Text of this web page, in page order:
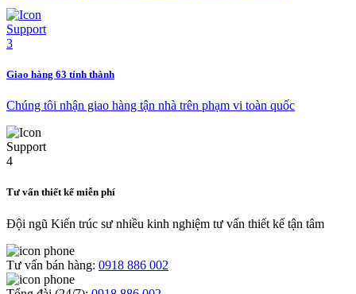
Giao hàng 63 tỉnh thành
Chúng tôi nhận giao hàng tận nhà trên phạm vi toàn quốc
Tư vấn thiết kế miễn phí
Đội ngũ Kiến trúc sư nhiều kinh nghiệm tư vấn thiết kế tận tâm
Tư vấn bán hàng: 0918 886 002